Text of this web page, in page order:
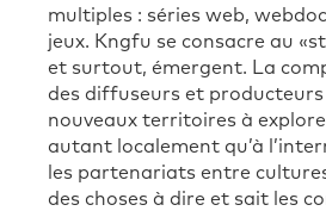
multiples : séries web,
jeux. Kngfu se consacre au
et surtout, émergent. La
des diffuseurs et
nouveaux territoires à
autant localement qu’à
les partenariats entre
des choses à dire et sait les